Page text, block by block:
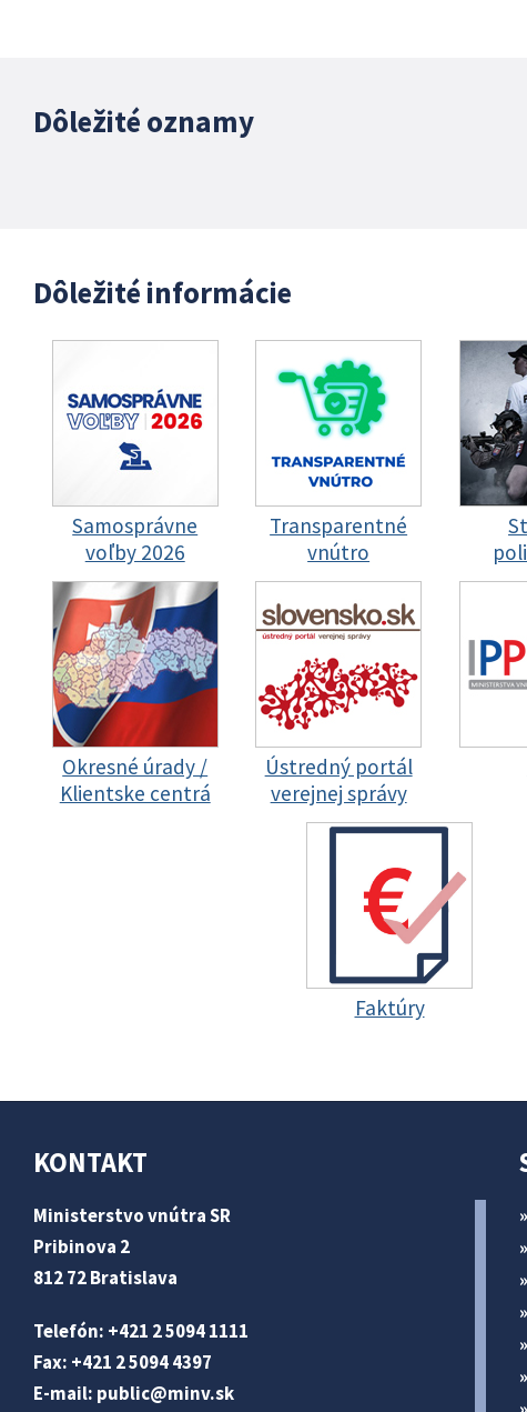
Dôležité oznamy
Dôležité informácie
Samosprávne
voľby 2026
Transparentné
vnútro
Okresné úrady /
Klientske centrá
Ústredný portál
verejnej správy
Faktúry
KONTAKT
Ministerstvo vnútra SR
Pribinova 2
812 72 Bratislava
Telefón: +421 2 5094 1111
Fax: +421 2 5094 4397
E-mail: public@minv.sk